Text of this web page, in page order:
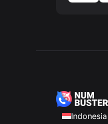
Indonesia